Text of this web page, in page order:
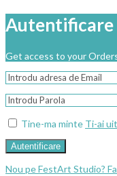
Autentificare
Get access to your
Tine-ma minte Ti-ai
Autentificare
Nou pe FestArt Studio?